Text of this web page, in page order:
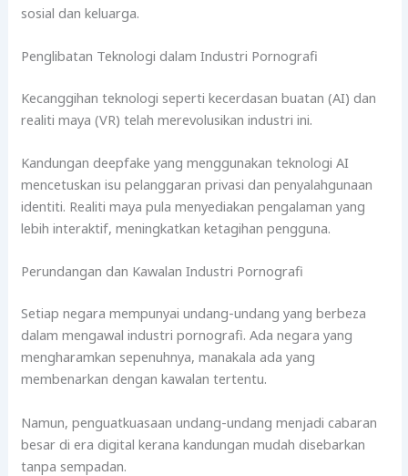
sosial dan keluarga.
Penglibatan Teknologi dalam Industri Pornografi
Kecanggihan teknologi seperti kecerdasan buatan (AI) dan
realiti maya (VR) telah merevolusikan industri ini.
Kandungan deepfake yang menggunakan teknologi AI
mencetuskan isu pelanggaran privasi dan penyalahgunaan
identiti. Realiti maya pula menyediakan pengalaman yang
lebih interaktif, meningkatkan ketagihan pengguna.
Perundangan dan Kawalan Industri Pornografi
Setiap negara mempunyai undang-undang yang berbeza
dalam mengawal industri pornografi. Ada negara yang
mengharamkan sepenuhnya, manakala ada yang
membenarkan dengan kawalan tertentu.
Namun, penguatkuasaan undang-undang menjadi cabaran
besar di era digital kerana kandungan mudah disebarkan
tanpa sempadan.